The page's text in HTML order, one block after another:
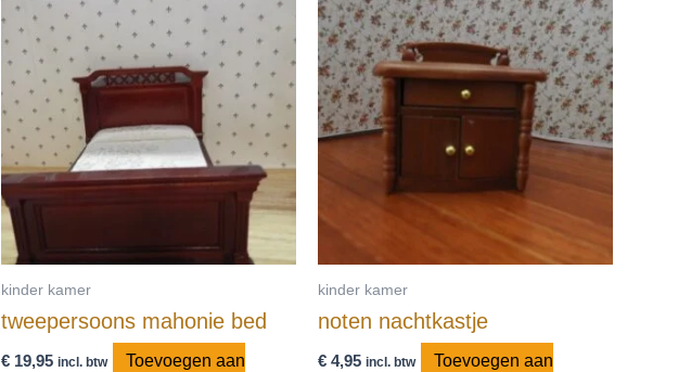
kinder kamer
tweepersoons mahonie bed
€19,95 incl. btw
Toevoegen aan
kinder kamer
noten nachtkastje
€4,95 incl. btw
Toevoegen aan